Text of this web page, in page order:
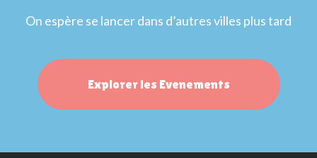
On espère se lancer dans d’autres villes plus tard
Explorer les Evenements